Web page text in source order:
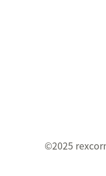
©︎2025